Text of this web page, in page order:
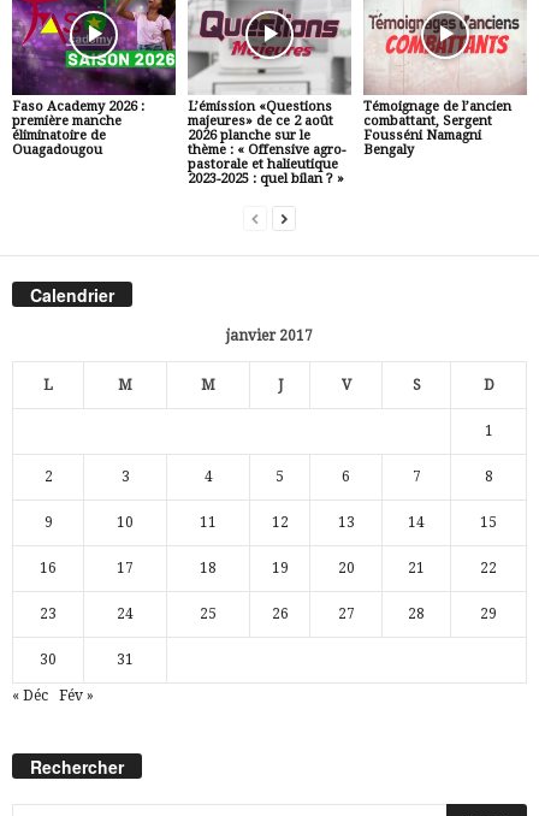
Faso Academy 2026 :
première manche
éliminatoire de
Ouagadougou
L’émission «Questions
majeures» de ce 2 août
2026 planche sur le
thème : « Offensive agro-
pastorale et halieutique
2023-2025 : quel bilan ? »
Témoignage de l’ancien
combattant, Sergent
Fousséni Namagni
Bengaly
Calendrier
janvier 2017
L M M J V S D
1
2 3 4 5 6 7 8
9 10 11 12 13 14 15
16 17 18 19 20 21 22
23 24 25 26 27 28 29
30 31
« Déc Fév »
Rechercher